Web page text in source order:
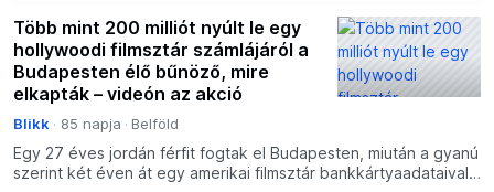
Több mint 200 milliót nyúlt le egy
hollywoodi filmsztár számlájáról a
Budapesten élő bűnöző, mire
elkapták – videón az akció
Blikk 85 napja Belföld
Egy 27 éves jordán férfit fogtak el Budapesten, miután a gyanú
szerint két éven át egy amerikai filmsztár bankkártyaadataival